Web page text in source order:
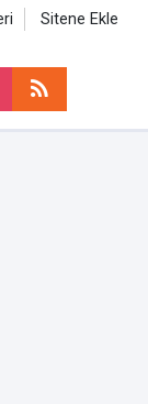
Sitene Ekle